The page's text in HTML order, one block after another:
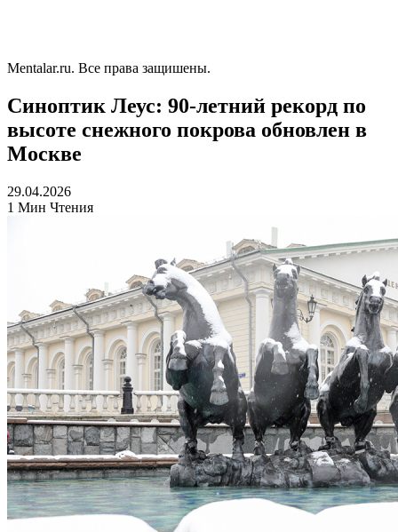
Mentalar.ru. Все права защишены.
Синоптик Леус: 90-летний рекорд по
высоте снежного покрова обновлен в
Москве
29.04.2026
1 Мин Чтения